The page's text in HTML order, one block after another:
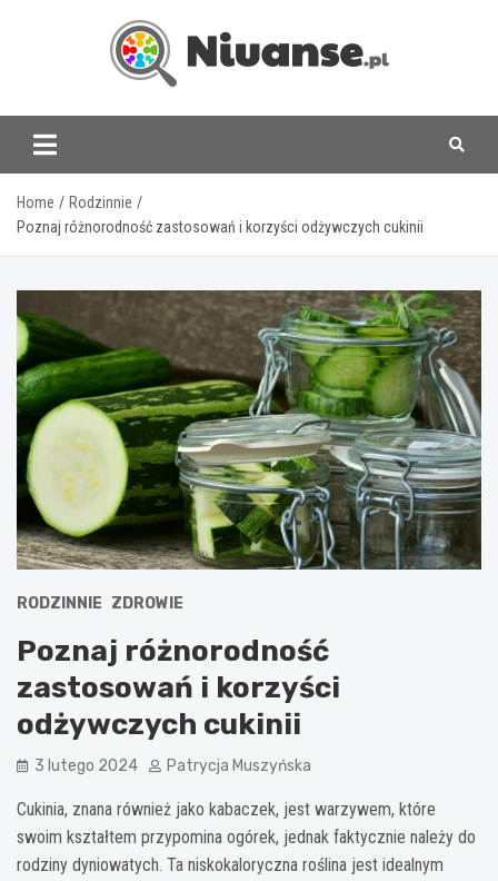
www.niuanse.pl
Home
Rodzinnie
Poznaj różnorodność zastosowań i korzyści odżywczych cukinii
RODZINNIE ZDROWIE
Poznaj różnorodność
zastosowań i korzyści
odżywczych cukinii
3 lutego 2024 Patrycja Muszyńska
Cukinia, znana również jako kabaczek, jest warzywem, które
swoim kształtem przypomina ogórek, jednak faktycznie należy do
rodziny dyniowatych. Ta niskokaloryczna roślina jest idealnym